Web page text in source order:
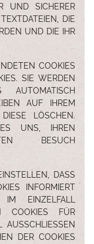
UND SICHERER
DIE
UND DIE IHR
COOKIES
SIE WERDEN
AUF IHREM
LÖSCHEN.
UNS, IHREN
BESUCH
DASS
INFORMIERT
EINZELFALL
COOKIES FÜR
S
DER COOKIES B